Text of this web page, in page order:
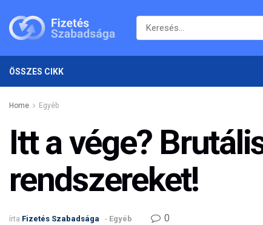
ÖSSZES CIKK
Home Egyéb
Itt a vége?
rendszereket!
írta Fizetés Szabadsága - Egyéb 0